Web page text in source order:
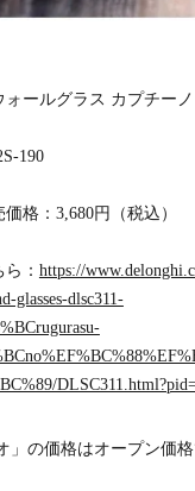
ールグラス カプチーノ
190
格：3,680円（税込）
： https://
glasses-dlsc311-
」の価格はオープン価格